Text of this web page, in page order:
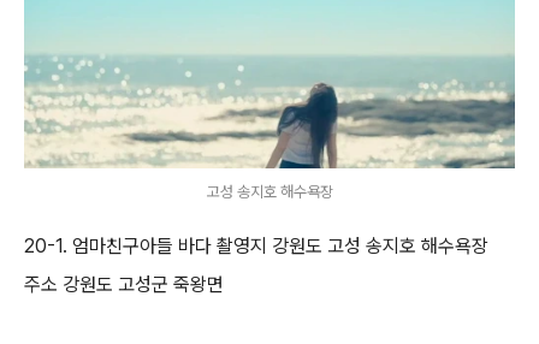
고성 송지호 해수욕장
20-1. 엄마친구아들 바다 촬영지 강원도 고성 송지호 해수욕장
주소 강원도 고성군 죽왕면